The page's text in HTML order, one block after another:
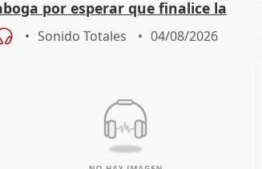
por esperar que finalice la
del incendio
Sonido Totales 04/08/2026